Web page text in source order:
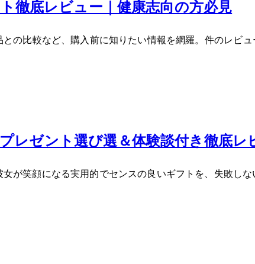
ト徹底レビュー｜健康志向の方必見
の比較など、購入前に知りたい情報を網羅。165件のレビュ
プレゼント選び5選＆体験談付き徹底レ
女が笑顔になる実用的でセンスの良いギフトを、失敗し